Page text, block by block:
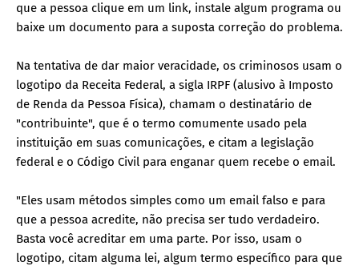
que a pessoa clique em um link, instale algum programa ou
baixe um documento para a suposta correção do problema.
Na tentativa de dar maior veracidade, os criminosos usam o
logotipo da Receita Federal, a sigla IRPF (alusivo à Imposto
de Renda da Pessoa Física), chamam o destinatário de
"contribuinte", que é o termo comumente usado pela
instituição em suas comunicações, e citam a legislação
federal e o Código Civil para enganar quem recebe o email.
"Eles usam métodos simples como um email falso e para
que a pessoa acredite, não precisa ser tudo verdadeiro.
Basta você acreditar em uma parte. Por isso, usam o
logotipo, citam alguma lei, algum termo específico para que